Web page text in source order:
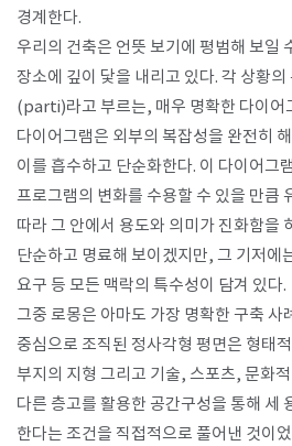
경계한다.
우리의 건축은 언뜻 보기에 평범해 보일
장소에 깊이 닻을 내리고 있다. 각 상황
(parti)라고 부르는, 매우 명확한 다이어
다이어그램은 외부의 복잡성을 완전히
이를 흡수하고 단순화한다. 이 다이어그
프로그램의 변화를 수용할 수 있을 만큼
따라 그 안에서 용도와 의미가 진화함을
단순하고 명료해 보이겠지만, 그 기저에
요구 등 모든 맥락의 특수성이 담겨 있다.
그중 로몽은 아마도 가장 명확한 구축 사
중심으로 조직된 정사각형 평면은 형태
부지의 지형 그리고 기술, 스포츠, 문화
다른 층고를 활용한 공간구성을 통해 세
한다는 조건을 직접적으로 풀어낸 것이